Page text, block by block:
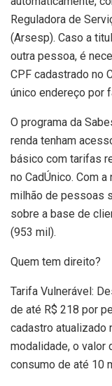
Reguladora de
(Arsesp). Caso a
outra pessoa, é
CPF cadastrado no
único endereço por
O programa da
renda tenham
básico com tarifas
no CadÚnico. Com
milhão de pessoas
sobre a base de
(953 mil).
Quem tem direito?
Tarifa Vulnerável:
de até R$ 218 por
cadastro atualizado
modalidade, o valor
consumo de até 10